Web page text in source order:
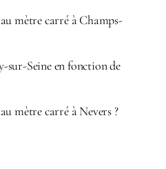
mètre carré à Champs-
Seine en fonction de
mètre carré à Nevers ?